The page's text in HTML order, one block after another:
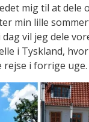
mig til at dele
min lille
vil jeg dele
i Tyskland,
rejse i forrige uge.